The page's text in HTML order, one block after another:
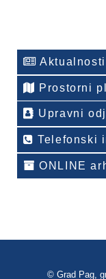
Prostorni
Upravni
Telefonski
ONLINE
© Grad Pag,